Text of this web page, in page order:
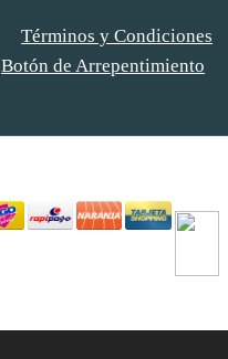
Términos y Condiciones
Botón de Arrepentimiento